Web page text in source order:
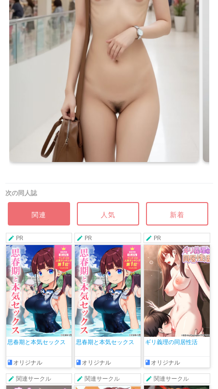
次の同人誌
関連 人気 新着
PR
思春期と本気セックス
オリジナル
PR
思春期と本気セックス
オリジナル
PR
ギリ義理の同居性活
オリジナル
関連サークル 関連サークル 関連サークル